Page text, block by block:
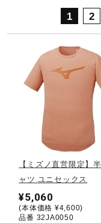
ランニング
サッカー／
トレーニン
野球
ゴルフ
1 2
【ミズノ直営限定】
ャツ ユニセックス
¥5,060
(本体価格 ¥4,600)
品番 32JA0050